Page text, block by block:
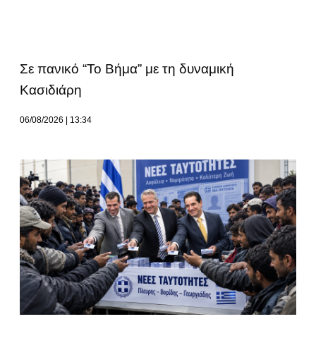
Σε πανικό “Το Βήμα” με τη δυναμική
Κασιδιάρη
06/08/2026 13:34